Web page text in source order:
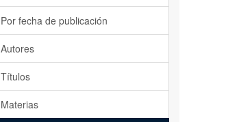
Por fecha de publicación
Autores
Títulos
Materias